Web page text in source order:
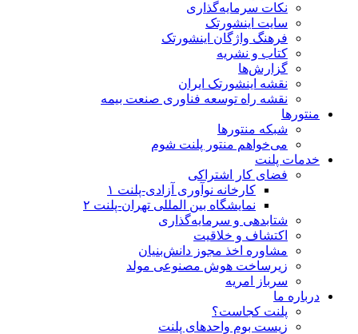
نکات سرمایه‌گذاری
سایت اینشورتک
فرهنگ واژگان اینشورتک
کتاب و نشریه
گزارش‌ها
نقشه اینشورتک ایران
نقشه راه توسعه فناوری صنعت بیمه
منتورها
شبکه منتورها
می‌خواهم منتور پلنت شوم
خدمات پلنت
فضای کار اشتراکی
کارخانه نوآوری آزادی-پلنت ۱
نمایشگاه بین المللی تهران-پلنت ۲
شتابدهی و سرمایه‌گذاری
اکتشاف و خلاقیت
مشاوره اخذ مجوز دانش‌بنیان
زیرساخت هوش مصنوعی مولد
سرباز امریه
درباره ما
پلنت کجاست؟
زیست بوم واحد‌های پلنت